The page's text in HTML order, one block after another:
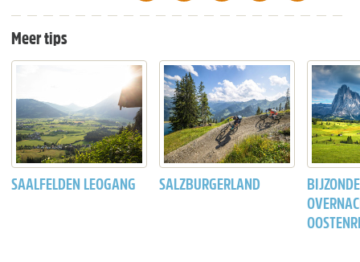
Meer tips
SAALFELDEN LEOGANG SALZBURGERLAND